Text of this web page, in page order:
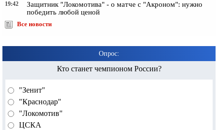
19:42
Защитник "Локомотива" - о матче с "Акроном": нужно
победить любой ценой
Все новости
Опрос:
Кто станет чемпионом России?
"Зенит"
"Краснодар"
"Локомотив"
ЦСКА